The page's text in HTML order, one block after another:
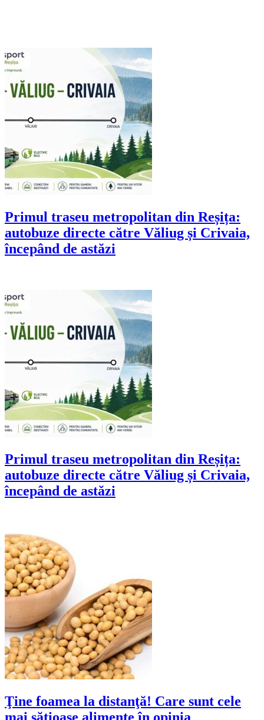
Primul traseu metropolitan din Reșița:
autobuze directe către Văliug și Crivaia,
începând de astăzi
Primul traseu metropolitan din Reșița:
autobuze directe către Văliug și Crivaia,
începând de astăzi
Ţine foamea la distanţă! Care sunt cele